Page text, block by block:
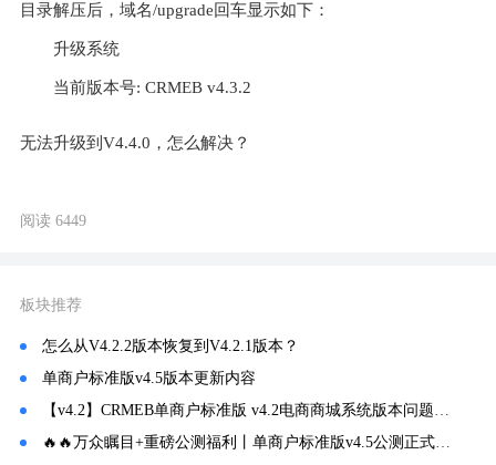
目录解压后，域名/upgrade回车显示如下：
升级系统
当前版本号: CRMEB v4.3.2
无法升级到V4.4.0，怎么解决？
阅读 6449
板块推荐
怎么从V4.2.2版本恢复到V4.2.1版本？
单商户标准版v4.5版本更新内容
【v4.2】CRMEB单商户标准版 v4.2电商商城系统版本问题汇总
🔥🔥万众瞩目+重磅公测福利丨单商户标准版v4.5公测正式开启！